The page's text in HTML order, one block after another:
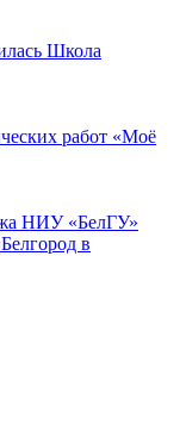
Школа
работ «Моё
НИУ «БелГУ»
в